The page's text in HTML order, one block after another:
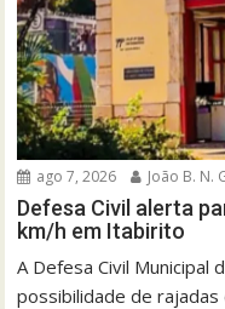
ago 7, 2026 João B. N.
Defesa Civil alerta
km/h em Itabirito
A Defesa Civil Municipal
possibilidade de